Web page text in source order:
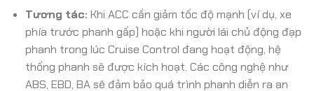
Tương tác: Khi ACC cần giảm tốc độ mạnh (ví dụ, xe
phía trước phanh gấp) hoặc khi người lái chủ động đạp
phanh trong lúc Cruise Control đang hoạt động, hệ
thống phanh sẽ được kích hoạt. Các công nghệ như
ABS, EBD, BA sẽ đảm bảo quá trình phanh diễn ra an